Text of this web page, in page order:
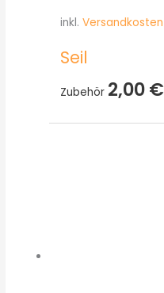
inkl. Versandkosten
Seil
Zubehör 2,00€